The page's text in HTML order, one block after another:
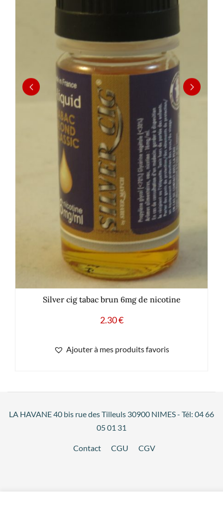
Silver cig tabac brun 6mg de nicotine
2.30€
Ajouter à mes produits favoris
LA HAVANE 40 bis rue des Tilleuls 30900 NIMES - Tél: 04 66
05 01 31
Contact CGU CGV